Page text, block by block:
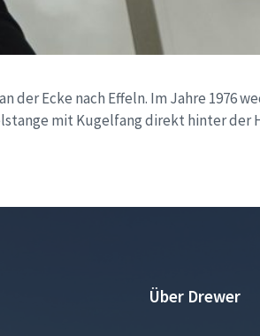
der Ecke nach Effeln. Im Jahre 1976
mit Kugelfang direkt hinter der
Über Drewer